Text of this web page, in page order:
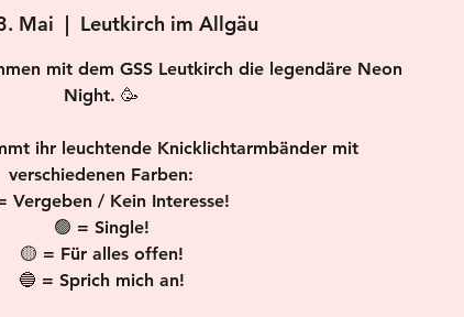
Mai
  |
Leutkirch im Allgäu
mit dem GSS Leutkirch die legendäre Neon
Night. 🥳
ihr leuchtende Knicklichtarmbänder mit
verschiedenen Farben:
Vergeben / Kein Interesse!
🟢 = Single!
🟡 = Für alles offen!
🔵 = Sprich mich an!